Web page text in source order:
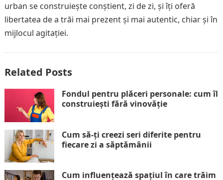
urban se construiește conștient, zi de zi, și îți oferă
libertatea de a trăi mai prezent și mai autentic, chiar și în
mijlocul agitației.
Related Posts
Fondul pentru plăceri personale: cum îl
construiești fără vinovăție
Cum să-ți creezi seri diferite pentru
fiecare zi a săptămânii
Cum influențează spațiul în care trăim